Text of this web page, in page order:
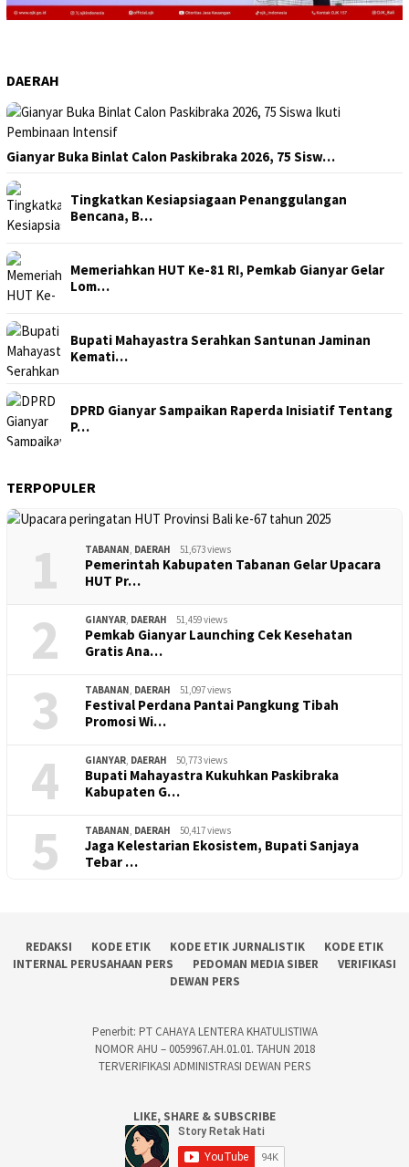
DAERAH
Gianyar Buka Binlat Calon Paskibraka 2026, 75 Sisw…
Tingkatkan Kesiapsiagaan Penanggulangan
Bencana, B…
Memeriahkan HUT Ke-81 RI, Pemkab Gianyar Gelar
Lom…
Bupati Mahayastra Serahkan Santunan Jaminan
Kemati…
DPRD Gianyar Sampaikan Raperda Inisiatif Tentang
P…
TERPOPULER
1 TABANAN DAERAH 51,673 views
Pemerintah Kabupaten Tabanan Gelar Upacara
HUT Pr…
2 GIANYAR DAERAH 51,459 views
Pemkab Gianyar Launching Cek Kesehatan
Gratis Ana…
3 TABANAN DAERAH 51,097 views
Festival Perdana Pantai Pangkung Tibah
Promosi Wi…
4 GIANYAR DAERAH 50,773 views
Bupati Mahayastra Kukuhkan Paskibraka
Kabupaten G…
5 TABANAN DAERAH 50,417 views
Jaga Kelestarian Ekosistem, Bupati Sanjaya
Tebar …
REDAKSI KODE ETIK KODE ETIK JURNALISTIK
KODE ETIK
INTERNAL PERUSAHAAN PERS
PEDOMAN MEDIA SIBER
VERIFIKASI
DEWAN PERS
Penerbit: PT CAHAYA LENTERA KHATULISTIWA
NOMOR AHU – 0059967.AH.01.01. TAHUN 2018
TERVERIFIKASI ADMINISTRASI DEWAN PERS
LIKE, SHARE & SUBSCRIBE